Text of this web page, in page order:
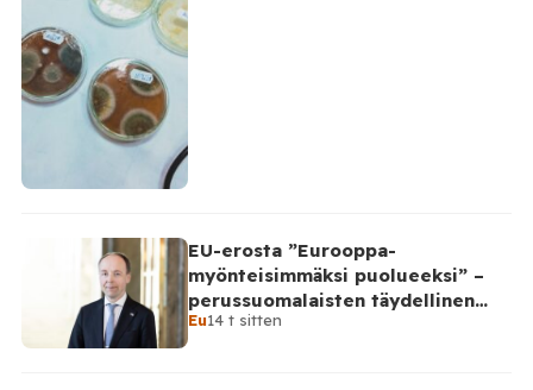
EU-erosta ”Eurooppa-
myönteisimmäksi puolueeksi” –
perussuomalaisten täydellinen
takinkääntö
Eu14 t sitten